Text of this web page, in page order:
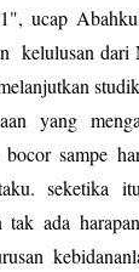
ucap
kelulusan
yang
bocor sampe
seketika
tak ada